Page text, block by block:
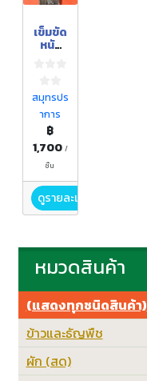
เข็มขัด
หนัง
สมุทรปร
าการ
฿
1,700 /
ชิ้น
ดูรายละเอียด
หมวดสินค้า
(แสดงทุกชนิดสินค้า)
ข้าวและธัญพืช
ผัก (สด)